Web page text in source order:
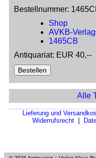
Bestellnummer:
Shop
AVKB-
1465CB
Antiquariat: EUR 40,--
Alle
Lieferung und
Widerrufsrecht|